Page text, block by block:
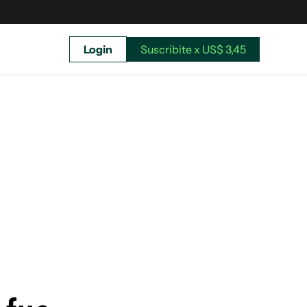
Login Suscribite x US$ 3,45